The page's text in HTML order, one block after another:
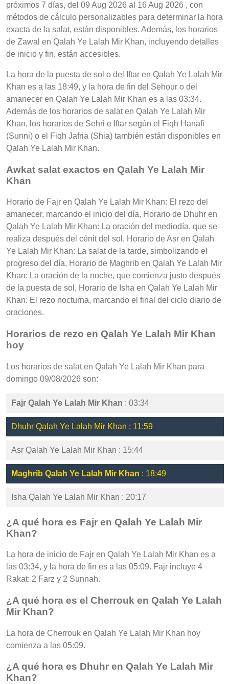
próximos 7 días, del 09 Aug 2026 al 16 Aug 2026 , con
métodos de cálculo personalizables para determinar la hora
exacta de la salat, están disponibles. Además, los horarios
de Zawal en Qalah Ye Lalah Mir Khan, incluyendo detalles
de inicio y fin, están accesibles.
La hora de la puesta de sol o del Iftar en Qalah Ye Lalah Mir
Khan es a las 18:49, y la hora de fin del Sehour o del
amanecer en Qalah Ye Lalah Mir Khan es a las 03:34.
Además de los horarios de salat en Qalah Ye Lalah Mir
Khan, los horarios de Sehri e Iftar según el Fiqh Hanafi
(Sunni) o el Fiqh Jafria (Shia) también están disponibles en
Qalah Ye Lalah Mir Khan.
Awkat salat exactos en Qalah Ye Lalah Mir
Khan
Horario de Fajr en Qalah Ye Lalah Mir Khan: El rezo del
amanecer, marcando el inicio del día, Horario de Dhuhr en
Qalah Ye Lalah Mir Khan: La oración del mediodía, que se
realiza después del cénit del sol, Horario de Asr en Qalah
Ye Lalah Mir Khan: La salat de la tarde, simbolizando el
progreso del día, Horario de Maghrib en Qalah Ye Lalah Mir
Khan: La oración de la noche, que comienza justo después
de la puesta de sol, Horario de Isha en Qalah Ye Lalah Mir
Khan: El rezo nocturna, marcando el final del ciclo diario de
oraciones.
Horarios de rezo en Qalah Ye Lalah Mir Khan
hoy
Los horarios de salat en Qalah Ye Lalah Mir Khan para
domingo 09/08/2026 son:
Fajr Qalah Ye Lalah Mir Khan : 03:34
Dhuhr Qalah Ye Lalah Mir Khan : 11:59
Asr Qalah Ye Lalah Mir Khan : 15:44
Maghrib Qalah Ye Lalah Mir Khan : 18:49
Isha Qalah Ye Lalah Mir Khan : 20:17
¿A qué hora es Fajr en Qalah Ye Lalah Mir
Khan?
La hora de inicio de Fajr en Qalah Ye Lalah Mir Khan es a
las 03:34, y la hora de fin es a las 05:09. Fajr incluye 4
Rakat: 2 Farz y 2 Sunnah.
¿A qué hora es el Cherrouk en Qalah Ye Lalah
Mir Khan?
La hora de Cherrouk en Qalah Ye Lalah Mir Khan hoy
comienza a las 05:09.
¿A qué hora es Dhuhr en Qalah Ye Lalah Mir
Khan?